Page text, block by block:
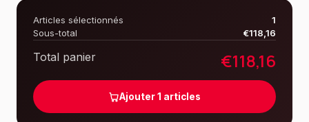
Articles sélectionnés
1
Sous-total
€118,16
Total panier €118,16
Ajouter1 articles